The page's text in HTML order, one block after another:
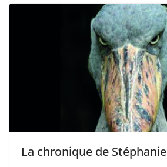
La chronique de Stéphanie